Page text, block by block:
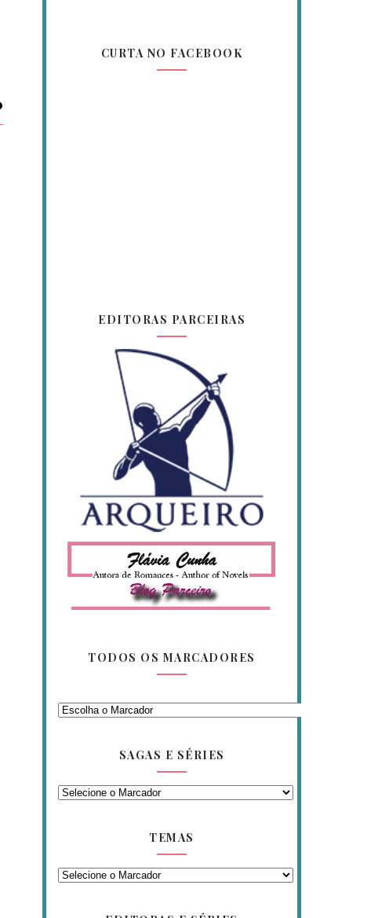
CURTA NO FACEBOOK
EDITORAS PARCEIRAS
TODOS OS MARCADORES
SAGAS E SÉRIES
TEMAS